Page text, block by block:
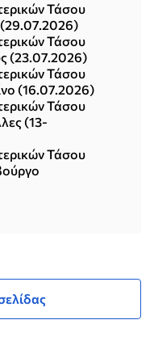
Τάσου
(29.07.2026)
Τάσου
(23.07.2026)
Τάσου
(16.07.2026)
Τάσου
(13-
Τάσου